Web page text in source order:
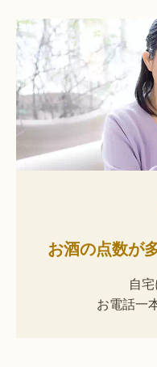
お酒の点数が
自宅
お電話一